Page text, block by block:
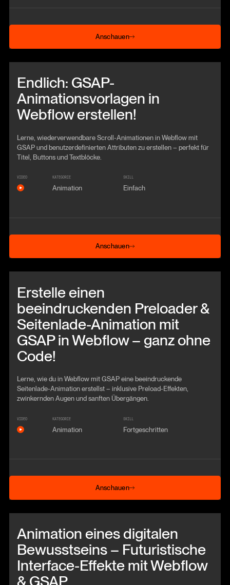
Anschauen
Anschauen
Endlich: GSAP-
Animationsvorlagen in
Webflow erstellen!
Lerne, wiederverwendbare Scroll-Animationen in Webflow mit
GSAP und benutzerdefinierten Attributen zu erstellen – perfekt für
Titel, Buttons und Textblöcke.
VIDEO KATEGORIE
Animation
SKILL
Einfach
Anschauen
Anschauen
Erstelle einen
beeindruckenden Preloader &
Seitenlade-Animation mit
GSAP in Webflow – ganz ohne
Code!
Lerne, wie du in Webflow mit GSAP eine beeindruckende
Seitenlade-Animation erstellst – inklusive Preload-Effekten,
zwinkernden Augen und sanften Übergängen.
VIDEO KATEGORIE
Animation
SKILL
Fortgeschritten
Anschauen
Anschauen
Animation eines digitalen
Bewusstseins – Futuristische
Interface-Effekte mit Webflow
& GSAP